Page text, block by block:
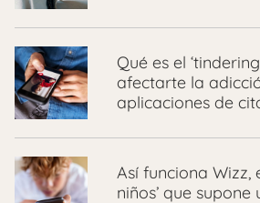
Qué es el
afectarte la
aplicaciones de
Así funciona Wizz,
niños’ que